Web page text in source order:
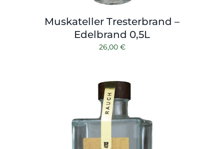
Muskateller Tresterbrand –
Edelbrand 0,5L
26,00 €